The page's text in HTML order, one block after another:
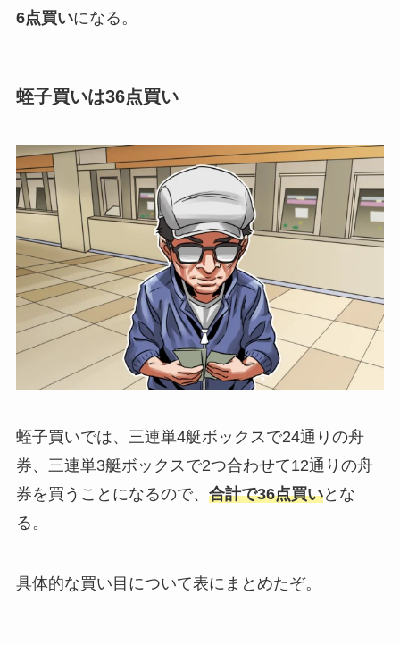
6点買いになる。
蛭子買いは36点買い
蛭子買いでは、三連単4艇ボックスで24通りの舟
券、三連単3艇ボックスで2つ合わせて12通りの舟
券を買うことになるので、 合計で36点買いとな
る。
具体的な買い目について表にまとめたぞ。